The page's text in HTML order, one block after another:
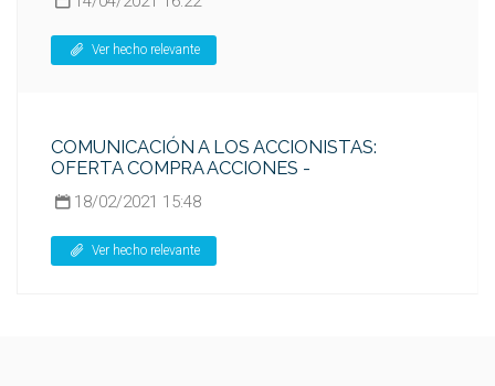
Ver hecho relevante
COMUNICACIÓN A LOS ACCIONISTAS:
OFERTA COMPRA ACCIONES -
18/02/2021 15:48
Ver hecho relevante